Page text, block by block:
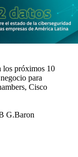
los próximos 10
para
Cisco
G.Baron